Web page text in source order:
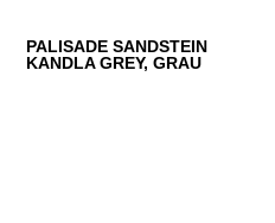
PALISADE SANDSTEIN
KANDLA GREY, GRAU